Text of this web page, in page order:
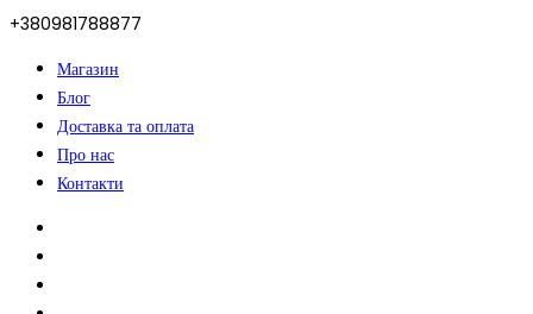
+380981788877
Магазин
Блог
Доставка та оплата
Про нас
Контакти